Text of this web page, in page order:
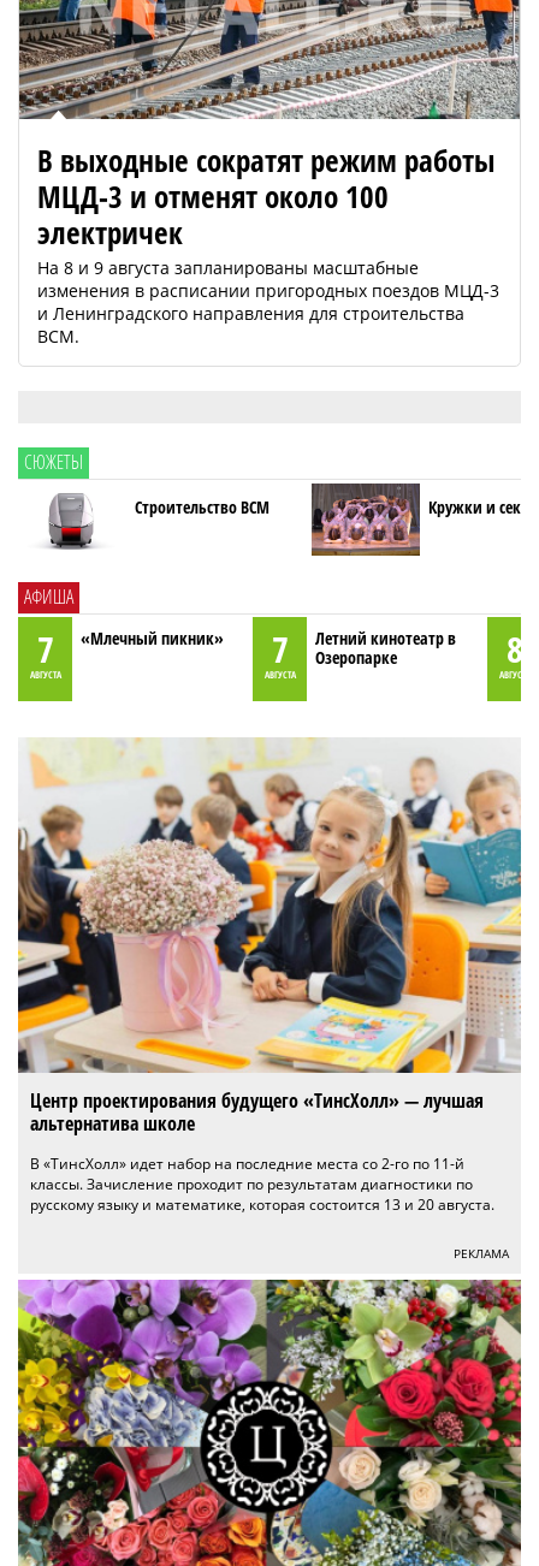
В выходные сократят режим работы
МЦД-3 и отменят около 100
электричек
На 8 и 9 августа запланированы масштабные
изменения в расписании пригородных поездов МЦД-3
и Ленинградского направления для строительства
ВСМ.
СЮЖЕТЫ
Строительство ВСМ Кружки и
АФИША
7
АВГУСТА
«Млечный пикник» 7
АВГУСТА
Летний кинотеатр в
Озеропарке
8
АВГУСТА
Центр проектирования будущего «ТинсХолл» — лучшая
альтернатива школе
В «ТинсХолл» идет набор на последние места со 2-го по 11-й
классы. Зачисление проходит по результатам диагностики по
русскому языку и математике, которая состоится 13 и 20 августа.
РЕКЛАМА